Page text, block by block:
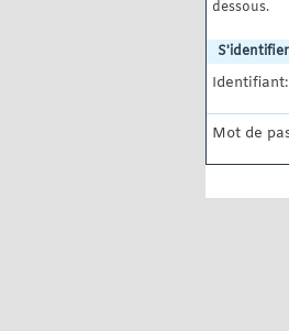
dessous.
S'identifier
Identifiant:
Mot de